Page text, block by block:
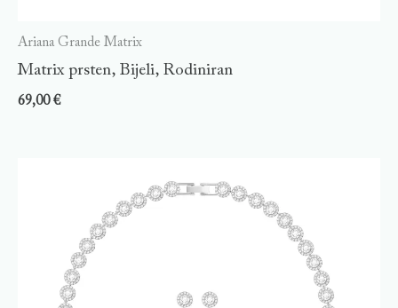
Ariana Grande Matrix
Matrix prsten, Bijeli, Rodiniran
69,00€